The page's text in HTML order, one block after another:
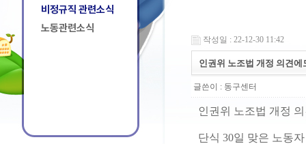
비정규직 관련소식
노동관련소식
작성일 : 22-12-30 11:42
인권위 노조법 개정 의견에
글쓴이 : 동구센터
인권위 노조법 개정
단식 30일 맞은 노동